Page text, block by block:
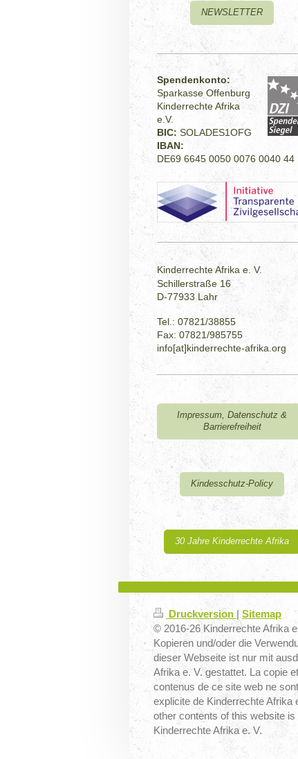
NEWSLETTER
Spendenkonto:
Sparkasse Offenburg
Kinderrechte Afrika
e.V.
BIC: SOLADES1OFG
IBAN:
DE69 6645 0050 0076 0040 44
Kinderrechte Afrika e. V.
Schillerstraße 16
D-77933 Lahr
Tel.: 07821/38855
Fax: 07821/985755
info[at]kinderrechte-afrika.org
Impressum, Datenschutz &
Barrierefreiheit
Kindesschutz-Policy
30 Jahre Kinderrechte Afrika
Druckversion | Sitemap
© 2016-26 Kinderrechte Afrika
Kopieren und/oder die
dieser Webseite ist nur mit
Afrika e. V. gestattet. La copie
contenus de ce site web ne
explicite de Kinderrechte Afrika
other contents of this website
Kinderrechte Afrika e. V.